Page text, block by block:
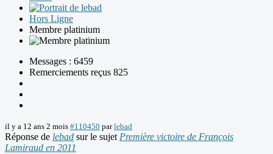
Hors Ligne
Membre platinium
Messages : 6459
Remerciements reçus 825
il y a 12 ans 2 mois #110450 parlebad
Réponse de lebad sur le sujet Première victoire de François
Lamiraud en 2011